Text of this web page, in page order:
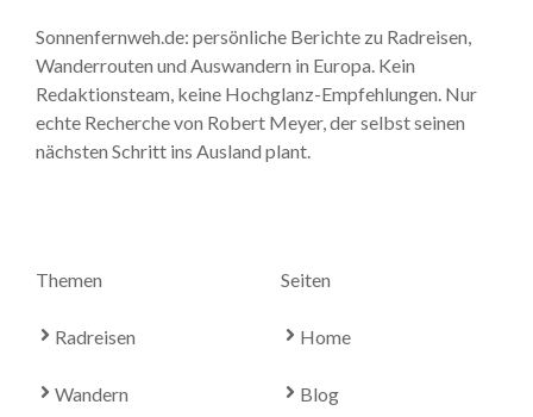
Sonnenfernweh.de: persönliche Berichte zu Radreisen,
Wanderrouten und Auswandern in Europa. Kein
Redaktionsteam, keine Hochglanz-Empfehlungen. Nur
echte Recherche von Robert Meyer, der selbst seinen
nächsten Schritt ins Ausland plant.
Themen
Radreisen
Wandern
Seiten
Home
Blog